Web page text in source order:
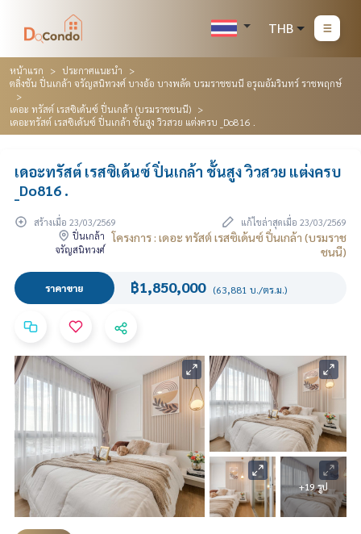
THB
หน้าแรก
ประกาศแนะนำ
ตลิ่งชัน ปิ่นเกล้า จรัญสนิทวงศ์ บางอ้อ บางพลัด บรมราชชนนี อรุณอัมรินทร์ ราชพฤกษ์
เดอะ ทรัสต์ เรสซิเด้นซ์ ปิ่นเกล้า (บรมราชชนนี)
เดอะทรัสต์ เรสซิเด้นซ์ ปิ่นเกล้า ชั้นสูง วิวสวย แต่งครบ _Do816 .
เดอะทรัสต์ เรสซิเด้นซ์ ปิ่นเกล้า ชั้นสูง วิวสวย แต่งครบ
_Do816 .
สร้างเมื่อ 23/03/2569
แก้ไขล่าสุดเมื่อ 23/03/2569
ปิ่นเกล้า
จรัญสนิทวงศ์
โครงการ : เดอะ ทรัสต์ เรสซิเด้นซ์ ปิ่นเกล้า (บรมราช
ชนนี)
ราคาขาย ฿1,850,000 (63,881 บ./ตร.ม.)
+19 รูป